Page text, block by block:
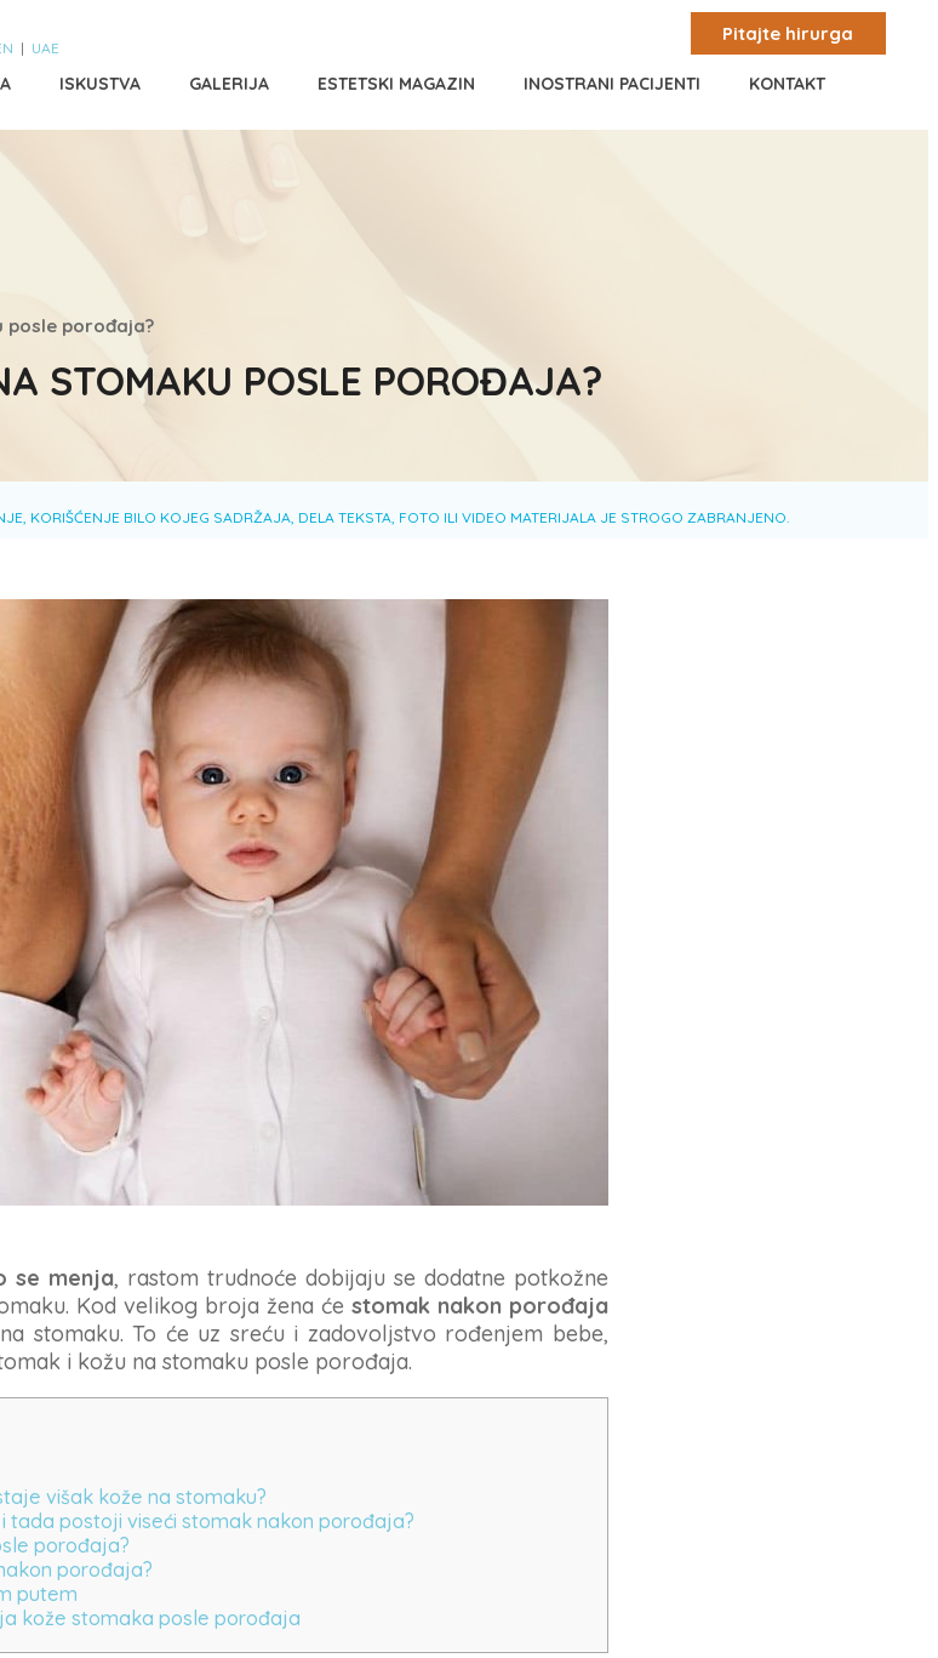
| UAE
Pitajte hirurga
ISKUSTVA GALERIJA ESTETSKI MAGAZIN INOSTRANI PACIJENTI KONTAKT
posle porođaja?
STOMAKU POSLE POROĐAJA?
KORIŠĆENJE BILO KOJEG SADRŽAJA, DELA TEKSTA, FOTO ILI VIDEO MATERIJALA JE STROGO ZABRANJENO.
se menja, rastom trudnoće dobijaju se dodatne potkožne
Kod velikog broja žena će stomak nakon porođaja
stomaku. To će uz sreću i zadovoljstvo rođenjem bebe,
i kožu na stomaku posle porođaja.
višak kože na stomaku?
tada postoji viseći stomak nakon porođaja?
porođaja?
porođaja?
putem
kože stomaka posle porođaja